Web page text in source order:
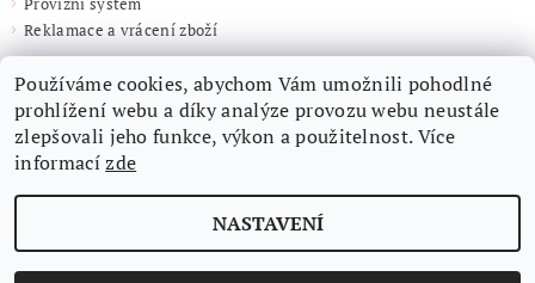
Reklamace a vrácení zboží
Používáme cookies, abychom Vám umožnili pohodlné
prohlížení webu a díky analýze provozu webu neustále
zlepšovali jeho funkce, výkon a použitelnost. Více
informacízde
NASTAVENÍ